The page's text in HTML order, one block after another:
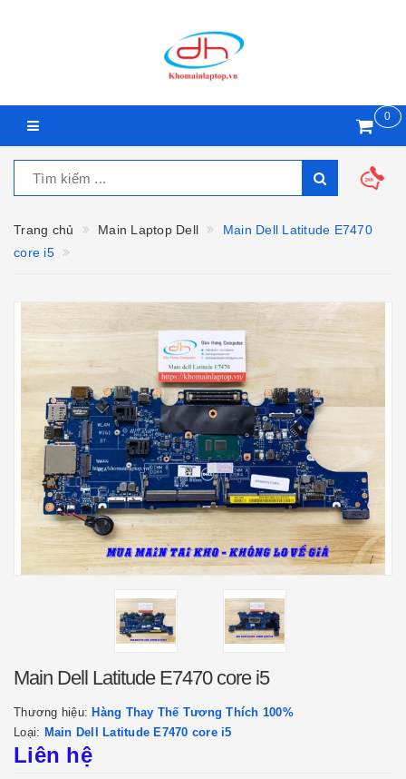
0
Trang chủ Main Laptop Dell
Main Dell Latitude E7470
core i5
Main Dell Latitude E7470 core i5
Thương hiệu: Hàng Thay Thế Tương Thích 100%
Loại: Main Dell Latitude E7470 core i5
Liên hệ